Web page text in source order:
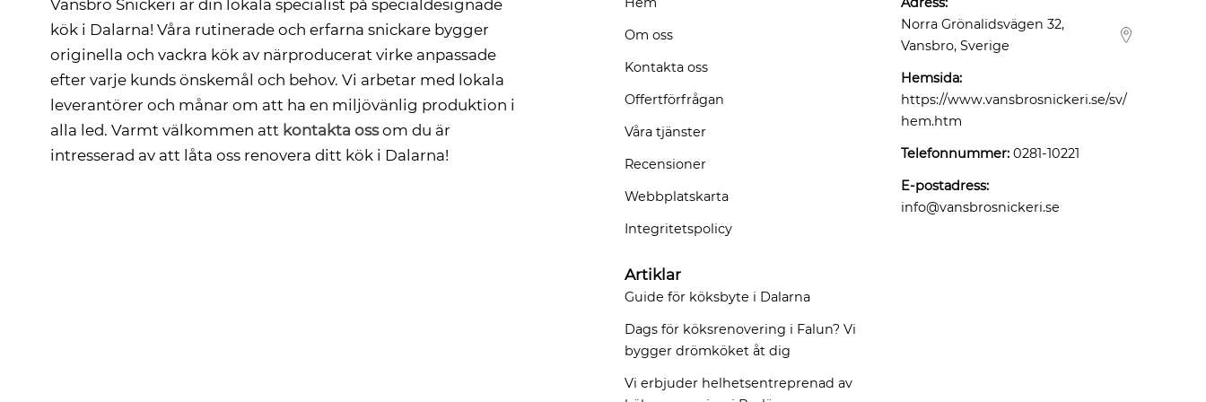
Vansbro Snickeri är din lokala specialist på specialdesignade
kök i Dalarna! Våra rutinerade och erfarna snickare bygger
originella och vackra kök av närproducerat virke anpassade
efter varje kunds önskemål och behov. Vi arbetar med lokala
leverantörer och månar om att ha en miljövänlig produktion i
alla led. Varmt välkommen att kontakta ossom du är
intresserad av att låta oss renovera ditt kök i Dalarna!
Om oss
Kontakta oss
Offertförfrågan
Våra tjänster
Recensioner
Webbplatskarta
Integritetspolicy
Artiklar
Guide för köksbyte i Dalarna
Dags för köksrenovering i Falun? Vi
bygger drömköket åt dig
Vi erbjuder helhetsentreprenad av
Norra Grönalidsvägen 32,
Vansbro, Sverige
Hemsida:
https://www.vansbrosnickeri.se/sv/
hem.htm
Telefonnummer: 0281-10221
E-postadress:
info@vansbrosnickeri.se